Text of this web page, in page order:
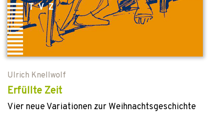
Ulrich Knellwolf
Erfüllte Zeit
Vier neue Variationen zur Weihnachtsgeschichte